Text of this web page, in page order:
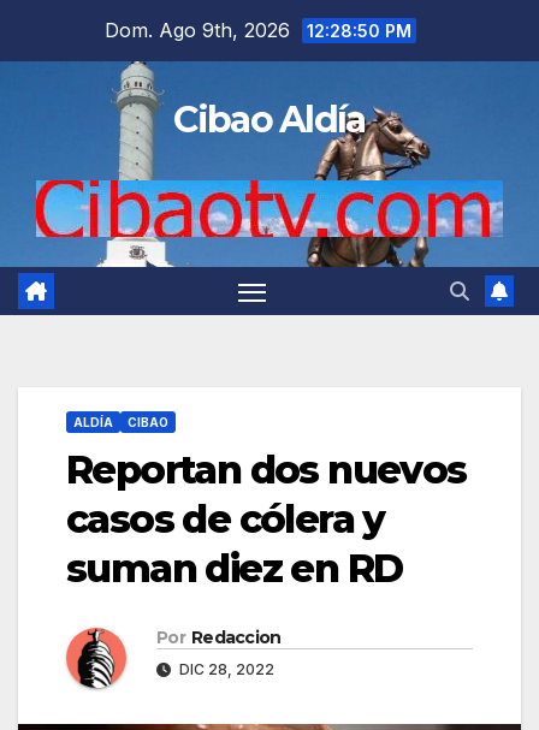
Dom. Ago 9th, 2026 12:28:51 PM
Cibao Aldía
ALDÍA CIBAO
Reportan dos nuevos
casos de cólera y
suman diez en RD
Por Redaccion
DIC 28, 2022